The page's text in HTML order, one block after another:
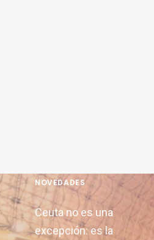
NOVEDADES
Ceuta no es una
excepción: es la